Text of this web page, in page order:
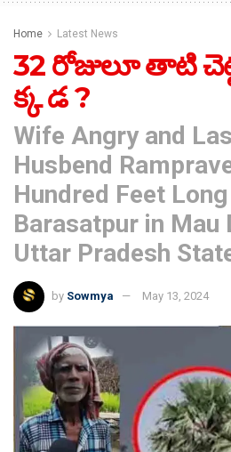
Home Latest News
32 రోజులూ తాటి
క్క డ ?
Wife Angry and
Husbend
Hundred Feet
Barasatpur in
Uttar Pradesh
by Sowmya May 13, 2024